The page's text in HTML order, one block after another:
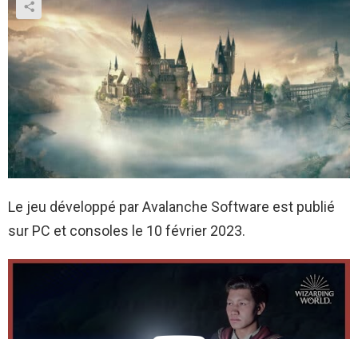
Le jeu développé par Avalanche Software est publié
sur PC et consoles le 10 février 2023.